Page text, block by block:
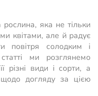
рослина, яка не тільки
квітами, але й радує
повітря солодким і
ми розглянемо
різні види і сорти, а
догляду за цією